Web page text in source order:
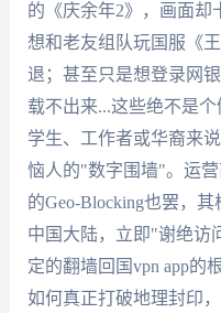
的《庆余年2》，画面却
想和老友组队玩国服《
退；甚至只是想登录网
载不出来...这些绝不是
学生、工作者或华裔来
恼人的"数字围墙"。运
的Geo-Blocking也罢，
中国大陆，立即"谢绝访
定的翻墙回国vpn app的
如何真正打破地理封印